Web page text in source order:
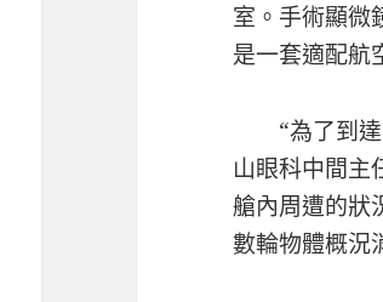
室。手術顯微
是一套適配航
“為了到
山眼科中間主
艙內周遭的狀
數輪物體概況